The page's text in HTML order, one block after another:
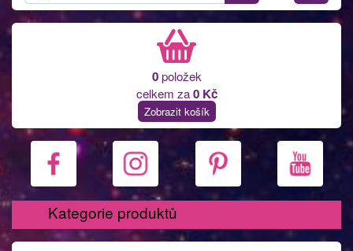
0položek
celkem za0 Kč
Zobrazit košík
Kategorie produktů